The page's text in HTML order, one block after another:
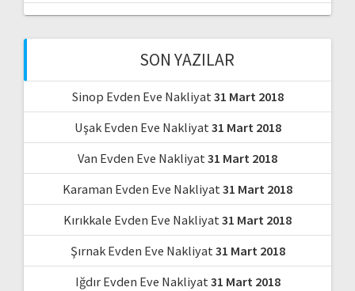
SON YAZILAR
Sinop Evden Eve Nakliyat31 Mart 2018
Uşak Evden Eve Nakliyat31 Mart 2018
Van Evden Eve Nakliyat31 Mart 2018
Karaman Evden Eve Nakliyat31 Mart 2018
Kırıkkale Evden Eve Nakliyat31 Mart 2018
Şırnak Evden Eve Nakliyat31 Mart 2018
Iğdır Evden Eve Nakliyat31 Mart 2018